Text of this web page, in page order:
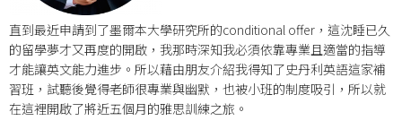
直到最近申請到了墨爾本大學研究所的conditional offer，這沈睡已久
的留學夢才又再度的開啟，我那時深知我必須依靠專業且適當的指導
才能讓英文能力進步。所以藉由朋友介紹我得知了史丹利英語這家補
習班，試聽後覺得老師很專業與幽默，也被小班的制度吸引，所以就
在這裡開啟了將近五個月的雅思訓練之旅。